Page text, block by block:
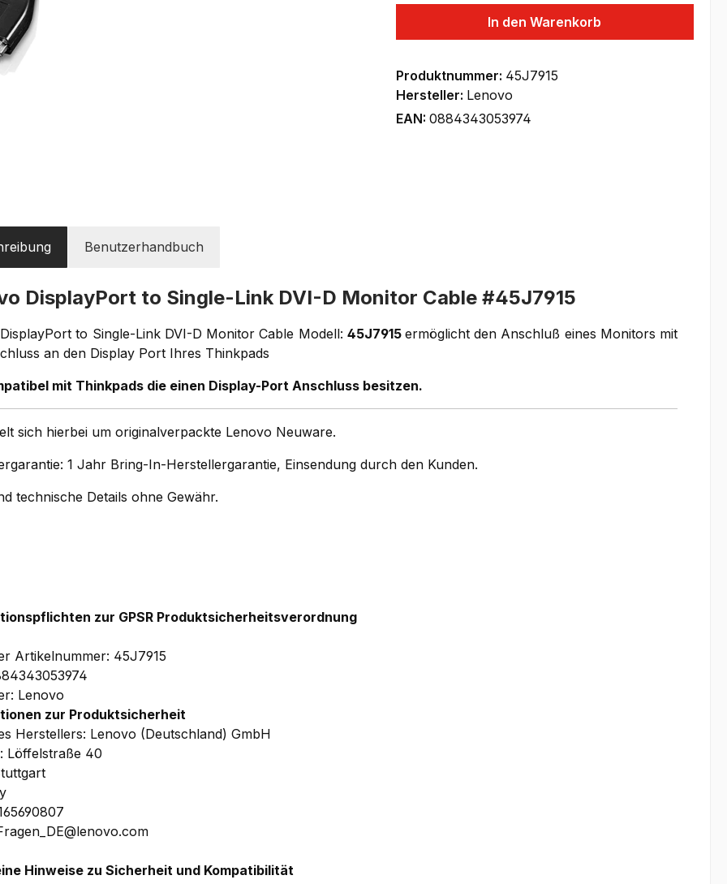
In den Warenkorb
Produktnummer: 45J7915
Hersteller: Lenovo
EAN: 0884343053974
Benutzerhandbuch
DisplayPort to Single-Link DVI-D Monitor Cable #45J7915
to Single-Link DVI-D Monitor Cable Modell: 45J7915 ermöglicht den Anschluß eines Monitors mit
an den Display Port Ihres Thinkpads
mit Thinkpads die einen Display-Port Anschluss besitzen.
sich hierbei um originalverpackte Lenovo Neuware.
1 Jahr Bring-In-Herstellergarantie, Einsendung durch den Kunden.
technische Details ohne Gewähr.
zur GPSR Produktsicherheitsverordnung
Artikelnummer: 45J7915
Lenovo
zur Produktsicherheit
Herstellers: Lenovo (Deutschland) GmbH
Löffelstraße 40
Hinweise zu Sicherheit und Kompatibilität